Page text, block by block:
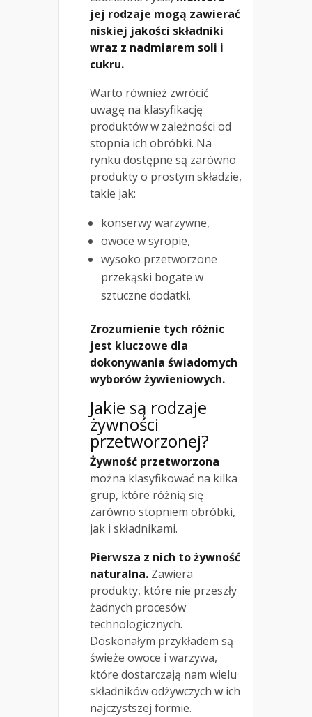
jej rodzaje mogą zawierać
niskiej jakości składniki
wraz z nadmiarem soli i
cukru.
Warto również zwrócić
uwagę na klasyfikację
produktów w zależności od
stopnia ich obróbki. Na
rynku dostępne są zarówno
produkty o prostym składzie,
takie jak:
konserwy warzywne,
owoce w syropie,
wysoko przetworzone
przekąski bogate w
sztuczne dodatki.
Zrozumienie tych różnic
jest kluczowe dla
dokonywania świadomych
wyborów żywieniowych.
Jakie są rodzaje
żywności
przetworzonej?
Żywność przetworzona
można klasyfikować na kilka
grup, które różnią się
zarówno stopniem obróbki,
jak i składnikami.
Pierwsza z nich to żywność
naturalna. Zawiera
produkty, które nie przeszły
żadnych procesów
technologicznych.
Doskonałym przykładem są
świeże owoce i warzywa,
które dostarczają nam wielu
składników odżywczych w ich
najczystszej formie.